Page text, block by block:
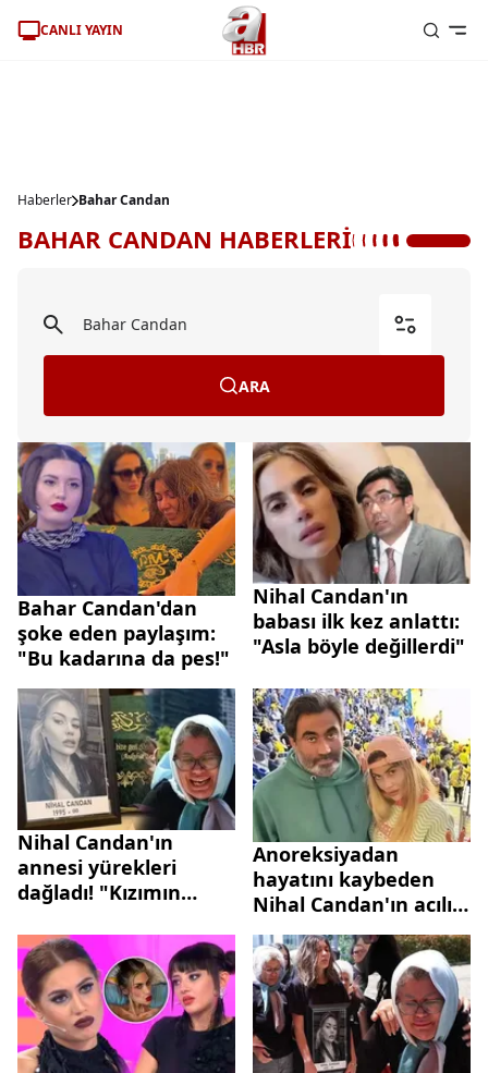
CANLI YAYIN
Haberler Bahar Candan
BAHAR CANDAN HABERLERİ
ARA
Bahar Candan'dan
şoke eden paylaşım:
"Bu kadarına da pes!"
Nihal Candan'ın
babası ilk kez anlattı:
"Asla böyle değillerdi"
Nihal Candan'ın
annesi yürekleri
dağladı! "Kızımın
gideceğim"
Anoreksiyadan
hayatını kaybeden
Nihal Candan'ın acılı
babası konuştu:
Şöhret dünyasına
girince sapıttı